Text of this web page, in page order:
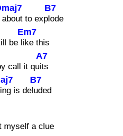
about to exp
B7
lode
be li
Em7
ke this
call it qu
A7
its
is del
B7
uded
myself a clue